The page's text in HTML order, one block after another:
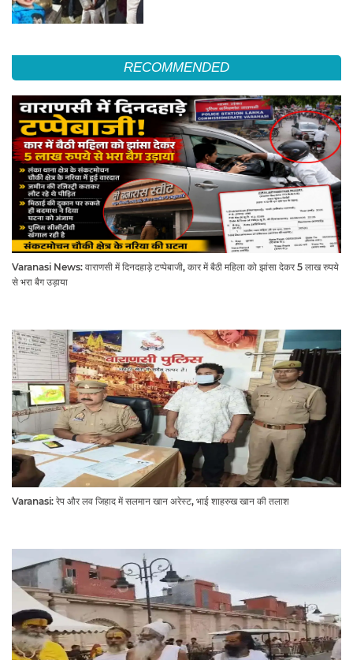
RECOMMENDED
Varanasi News: वाराणसी में दिनदहाड़े टप्पेबाजी, कार में बैठी महिला को झांसा देकर 5 लाख रुपये
से भरा बैग उड़ाया
Varanasi: रेप और लव जिहाद में सलमान खान अरेस्ट, भाई शाहरुख खान की तलाश